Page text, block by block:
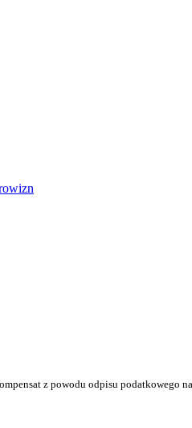
z powodu odpisu podatkowego